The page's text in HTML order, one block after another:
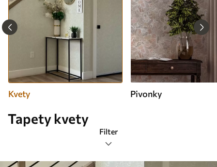
Kvety Pivonky
Tapety kvety
Filter
Značky